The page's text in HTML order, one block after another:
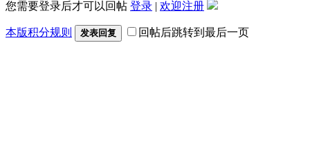
您需要登录后才可以回帖 登录 | 欢迎注册
本版积分规则 发表回复 回帖后跳转到最后一页